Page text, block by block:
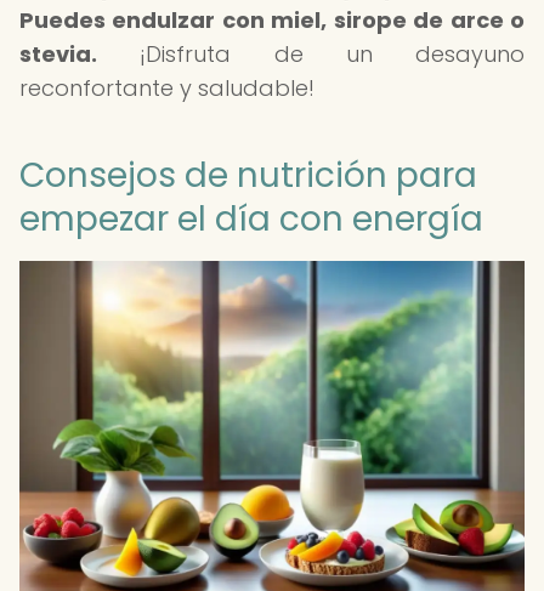
Puedes endulzar con miel, sirope de arce o
stevia. ¡Disfruta de un desayuno
reconfortante y saludable!
Consejos de nutrición para
empezar el día con energía